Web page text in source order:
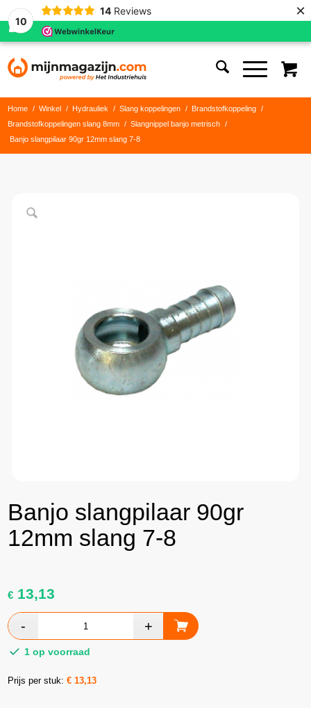
10
14 Reviews ×
Home / Winkel / Hydrauliek / Slang koppelingen / Brandstofkoppeling
/
Brandstofkoppelingen slang 8mm
/ Slangnippel banjo metrisch
/
Banjo slangpilaar 90gr 12mm slang 7-8
Banjo slangpilaar 90gr
12mm slang 7-8
€ 13,13
1 op voorraad
Prijs per stuk:€13,13